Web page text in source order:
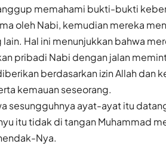
memahami bukti-bukti
oleh Nabi, kemudian mereka
Hal ini menunjukkan bahwa
pribadi Nabi dengan jalan
berdasarkan izin Allah dan
kemauan seseorang.
sesungguhnya ayat-ayat itu
itu tidak di tangan Muhammad
Nya.